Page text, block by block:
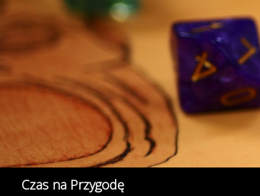
treści
Czas na Przygodę